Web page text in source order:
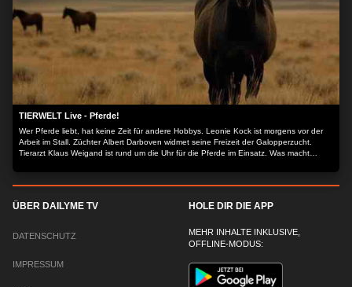
TIERWELT Live - Pferde!
Wer Pferde liebt, hat keine Zeit für andere Hobbys. Leonie Kock ist morgens vor der
Arbeit im Stall. Züchter Albert Darboven widmet seine Freizeit der Galopperzucht.
Tierarzt Klaus Weigand ist rund um die Uhr für die Pferde im Einsatz. Was macht
ihren Alltag.
ÜBER DAILYME TV
DATENSCHUTZ
IMPRESSUM
HOLE DIR DIE APP
MEHR INHALTE INKLUSIVE,
OFFLINE-MODUS: